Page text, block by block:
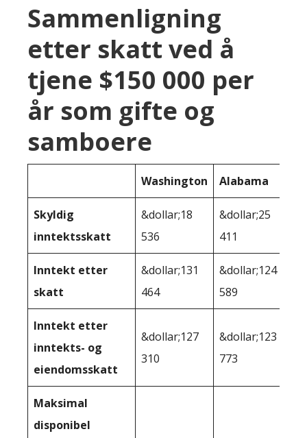
Sammenligning
etter skatt ved å
tjene $150 000 per
år som gifte og
samboere
Washington Alabama
Skyldig
inntektsskatt
&dollar;18
536
&dollar;25
411
Inntekt etter
skatt
&dollar;131
464
&dollar;124
589
Inntekt etter
inntekts- og
eiendomsskatt
&dollar;127
310
&dollar;123
773
Maksimal
disponibel